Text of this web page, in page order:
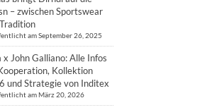
– zwischen Sportswear
am September 26, 2025
x John Galliano: Alle Infos
Kollektion
und Strategie von Inditex
am März 20, 2026